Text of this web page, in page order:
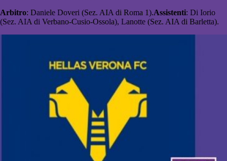
Arbitro: Daniele Doveri (Sez. AIA di Roma 1).Assistenti: Di Iorio
(Sez. AIA di Verbano-Cusio-Ossola), Lanotte (Sez. AIA di Barletta).